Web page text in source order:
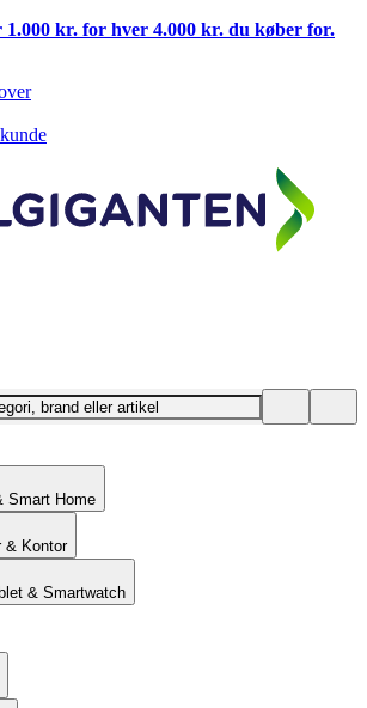
kr. for hver 4.000 kr. du køber for.
Smart Home
& Kontor
& Smartwatch